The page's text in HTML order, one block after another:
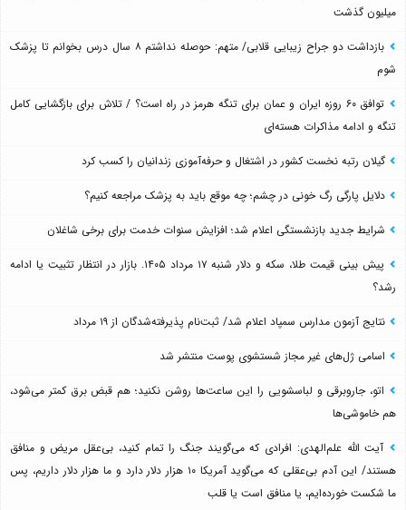
میلیون گذشت
بازداشت دو جراح زیبایی قلابی/ متهم: حوصله نداشتم ۸ سال درس بخوانم تا پزشک
شوم
توافق ۶۰ روزه ایران و عمان برای تنگه هرمز در راه است؟ / تلاش برای بازگشایی کامل
تنگه و ادامه مذاکرات هسته‌ای
گیلان رتبه نخست کشور در اشتغال و حرفه‌آموزی زندانیان را کسب کرد
دلایل پارگی رگ خونی در چشم؛ چه موقع باید به پزشک مراجعه کنیم؟
شرایط جدید بازنشستگی اعلام شد؛ افزایش سنوات خدمت برای برخی شاغلان
پیش بینی قیمت طلا، سکه و دلار شنبه ۱۷ مرداد ۱۴۰۵. بازار در انتظار تثبیت یا ادامه
رشد؟
نتایج آزمون مدارس سمپاد اعلام شد/ ثبت‌نام پذیرفته‌شدگان از ۱۹ مرداد
اسامی ژل‌های غیر مجاز شستشوی پوست منتشر شد
اتو، جاروبرقی و لباسشویی را این ساعت‌ها روشن نکنید؛ هم قبض برق کمتر می‌شود،
هم خاموشی‌ها
آیت الله علم‌الهدی: افرادی که می‌گویند جنگ را تمام کنید، بی‌عقل مریض و منافق
هستند/ این آدم بی‌عقلی که می‌گوید آمریکا ۱۰ هزار دلار دارد و ما هزار دلار داریم، پس
ما شکست خورده‌ایم، یا منافق است یا قلب